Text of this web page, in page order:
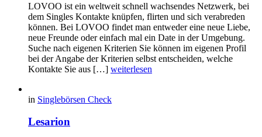
LOVOO ist ein weltweit schnell wachsendes Netzwerk, bei
dem Singles Kontakte knüpfen, flirten und sich verabreden
können. Bei LOVOO findet man entweder eine neue Liebe,
neue Freunde oder einfach mal ein Date in der Umgebung.
Suche nach eigenen Kriterien Sie können im eigenen Profil
bei der Angabe der Kriterien selbst entscheiden, welche
Kontakte Sie aus […] weiterlesen
in Singlebörsen Check
Lesarion